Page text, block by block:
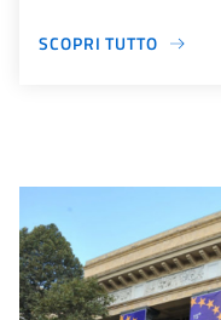
SCOPRI TUTTO